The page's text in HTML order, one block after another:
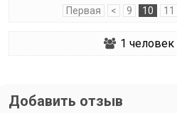
Первая < 9 10 11
1 человек
Добавить отзыв